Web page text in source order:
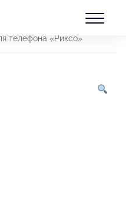
для
телефона «Риксо»